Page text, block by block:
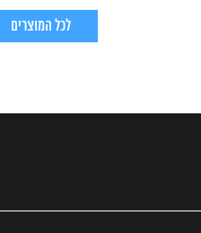
לכל המוצרים